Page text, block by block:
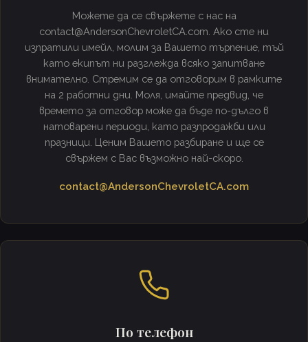
Можете да се свържете с нас на
contact@AndersonChevroletCA.com . Ако сте ни
изпратили имейл, молим за Вашето търпение, тъй
като екипът ни разглежда всяко запитване
внимателно. Стремим се да отговорим в рамките
на 2 работни дни. Моля, имайте предвид, че
времето за отговор може да бъде по-дълго в
натоварени периоди, като разпродажби или
празници. Ценим Вашето разбиране и ще се
свържем с Вас възможно най-скоро.
contact@AndersonChevroletCA.com
По телефон